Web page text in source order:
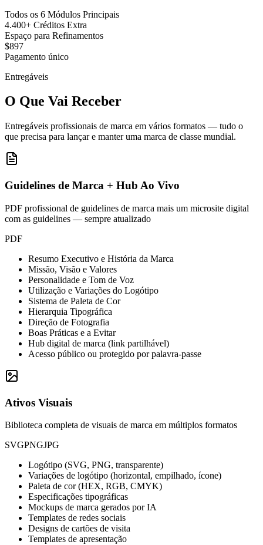
Todos os 6 Módulos Principais
4.400+ Créditos Extra
Espaço para Refinamentos
$897
Pagamento único
Entregáveis
O Que Vai Receber
Entregáveis profissionais de marca em vários formatos — tudo o
que precisa para lançar e manter uma marca de classe mundial.
Guidelines de Marca + Hub Ao Vivo
PDF profissional de guidelines de marca mais um microsite digital
com as guidelines — sempre atualizado
PDF
Resumo Executivo e História da Marca
Missão, Visão e Valores
Personalidade e Tom de Voz
Utilização e Variações do Logótipo
Sistema de Paleta de Cor
Hierarquia Tipográfica
Direção de Fotografia
Boas Práticas e a Evitar
Hub digital de marca (link partilhável)
Acesso público ou protegido por palavra-passe
Ativos Visuais
Biblioteca completa de visuais de marca em múltiplos formatos
SVGPNGJPG
Logótipo (SVG, PNG, transparente)
Variações de logótipo (horizontal, empilhado, ícone)
Paleta de cor (HEX, RGB, CMYK)
Especificações tipográficas
Mockups de marca gerados por IA
Templates de redes sociais
Designs de cartões de visita
Templates de apresentação